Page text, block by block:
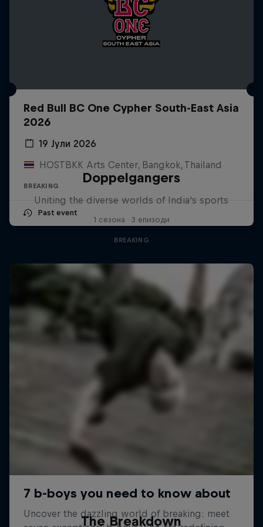
Red Bull BC One Cypher South-East Asia
2026
19 Јули 2026
HOSTBKK Arts Center, Bangkok, Thailand
BREAKING
Past event
Doppelgangers
Uniting the diverse worlds of India's sports
1 сезона · 3 епизоди
BREAKING
The Breakdown